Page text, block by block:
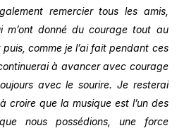
remercier tous les amis,
m’ont donné du courage tout au
comme je l’ai fait pendant ces
à avancer avec courage
avec le sourire. Je resterai
croire que la musique est l’un des
nous possédions, une force